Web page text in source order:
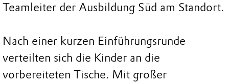
Teamleiter der Ausbildung Süd am Standort.
Nach einer kurzen Einführungsrunde
verteilten sich die Kinder an die
vorbereiteten Tische. Mit großer